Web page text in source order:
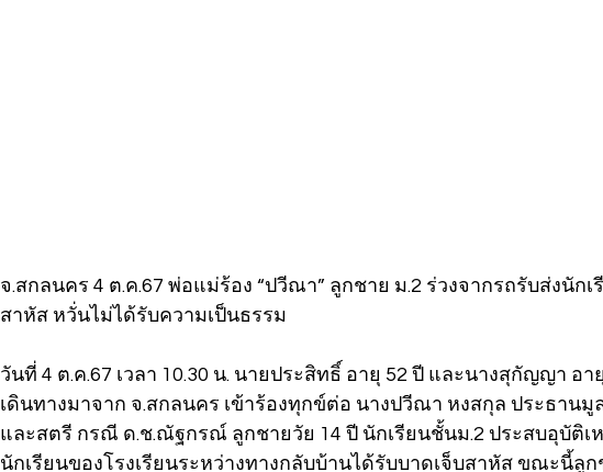
จ.สกลนคร 4 ต.ค.67 พ่อแม่ร้อง “ปวีณา” ลูกชาย ม.2 ร่วงจากรถรับส่งนัก
สาหัส หวั่นไม่ได้รับความเป็นธรรม
วันที่ 4 ต.ค.67 เวลา 10.30 น. นายประสิทธิ์ อายุ 52 ปี และนางสุกัญญา อา
เดินทางมาจาก จ.สกลนคร เข้าร้องทุกข์ต่อ นางปวีณา หงสกุล ประธาน
และสตรี กรณี ด.ช.ณัฐกรณ์ ลูกชายวัย 14 ปี นักเรียนชั้นม.2 ประสบอุบัติเ
นักเรียนของโรงเรียนระหว่างทางกลับบ้านได้รับบาดเจ็บสาหัส ขณะนี้ลู